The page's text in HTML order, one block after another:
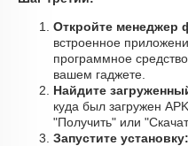
Откройте менеджер
встроенное
программное
вашем гаджете.
Найдите
куда был загружен
"Получить" или
Запустите установку: